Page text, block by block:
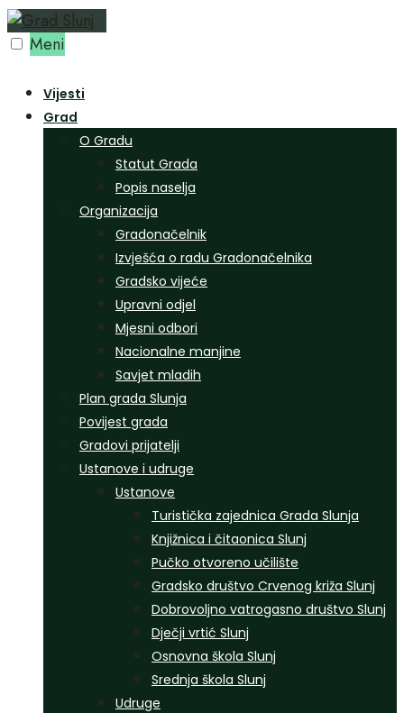
Preskoči
na Meni
Vijesti
Grad
O Gradu
Statut Grada
Popis naselja
Organizacija
Gradonačelnik
Izvješća o radu Gradonačelnika
Gradsko vijeće
Upravni odjel
Mjesni odbori
Nacionalne manjine
Savjet mladih
Plan grada Slunja
Povijest grada
Gradovi prijatelji
Ustanove i udruge
Ustanove
Turistička zajednica Grada Slunja
Knjižnica i čitaonica Slunj
Pučko otvoreno učilište
Gradsko društvo Crvenog križa Slunj
Dobrovoljno vatrogasno društvo Slunj
Dječji vrtić Slunj
Osnovna škola Slunj
Srednja škola Slunj
Udruge